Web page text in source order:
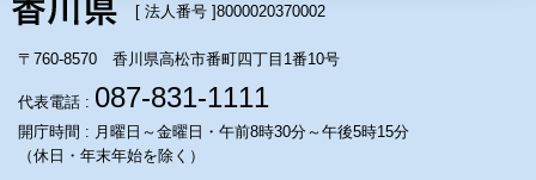
[ 法人番号 ]8000020370002
〒760-8570 香川県高松市番町四丁目1番10号
代表電話 : 087-831-1111
開庁時間 : 月曜日～金曜日・午前8時30分～午後5時15分
（休日・年末年始を除く）